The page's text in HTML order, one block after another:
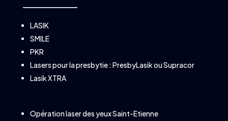
LASIK
SMILE
PKR
Lasers pour la presbytie :PresbyLasikouSupracor
Lasik XTRA
Opération laser des yeux Saint-Etienne